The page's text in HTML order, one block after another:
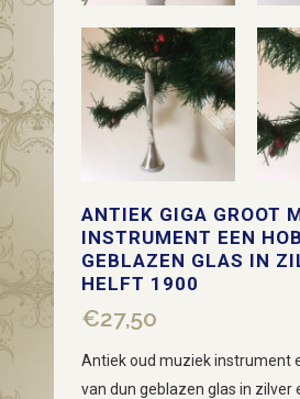
ANTIEK GIGA GROOT
INSTRUMENT EEN
GEBLAZEN GLAS IN
HELFT 1900
€27,50
Antiek oud muziek instrument
van dun geblazen glas in zilver